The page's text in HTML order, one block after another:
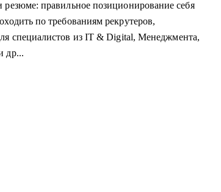
личный бренд,
крупных компаний.
правильное позиционирование себя
по требованиям рекрутеров,
специалистов из IT & Digital, Менеджмента,
др...